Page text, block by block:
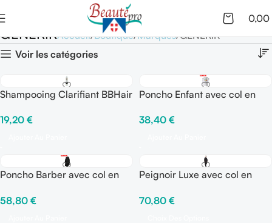
0,00
GENERIKAccueil Boutique Marques GENERIK
Voir les catégories
Shampooing Clarifiant BBHair
19,20 €
Poncho Enfant avec col en
38,40 €
Poncho Barber avec col en
58,80 €
Peignoir Luxe avec col en
70,80 €